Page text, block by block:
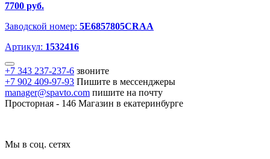
7700 руб.
Заводской номер: 5E6857805CRAA
Артикул: 1532416
+7 343 237-237-6 звоните
+7 902 409-97-93 Пишите в мессенджеры
manager@spavto.com пишите на почту
Просторная - 146 Магазин в екатеринбурге
Мы в соц. сетях